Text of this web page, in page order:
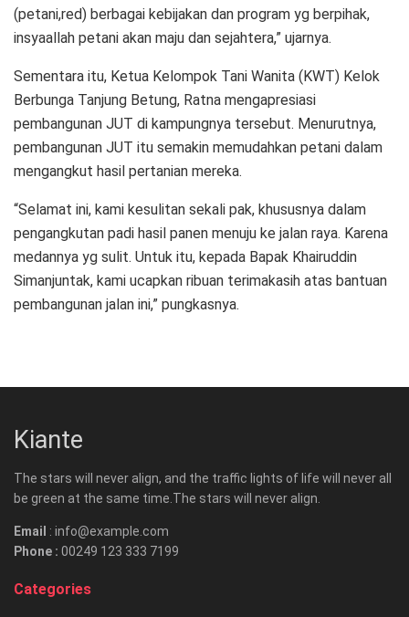
(petani,red) berbagai kebijakan dan program yg berpihak,
insyaallah petani akan maju dan sejahtera,” ujarnya.
Sementara itu, Ketua Kelompok Tani Wanita (KWT) Kelok
Berbunga Tanjung Betung, Ratna mengapresiasi
pembangunan JUT di kampungnya tersebut. Menurutnya,
pembangunan JUT itu semakin memudahkan petani dalam
mengangkut hasil pertanian mereka.
“Selamat ini, kami kesulitan sekali pak, khususnya dalam
pengangkutan padi hasil panen menuju ke jalan raya. Karena
medannya yg sulit. Untuk itu, kepada Bapak Khairuddin
Simanjuntak, kami ucapkan ribuan terimakasih atas bantuan
pembangunan jalan ini,” pungkasnya.
Kiante
The stars will never align, and the traffic lights of life will never all
be green at the same time.The stars will never align.
Email : info@example.com
Phone : 00249 123 333 7199
Categories